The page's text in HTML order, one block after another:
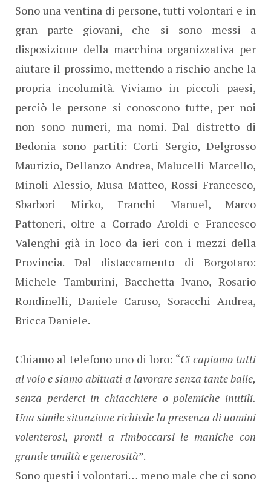
Sono una ventina di persone, tutti volontari e in
gran parte giovani, che si sono messi a
disposizione della macchina organizzativa per
aiutare il prossimo, mettendo a rischio anche la
propria incolumità. Viviamo in piccoli paesi,
perciò le persone si conoscono tutte, per noi
non sono numeri, ma nomi. Dal distretto di
Bedonia sono partiti: Corti Sergio, Delgrosso
Maurizio, Dellanzo Andrea, Malucelli Marcello,
Minoli Alessio, Musa Matteo, Rossi Francesco,
Sbarbori Mirko, Franchi Manuel, Marco
Pattoneri, oltre a Corrado Aroldi e Francesco
Valenghi già in loco da ieri con i mezzi della
Provincia. Dal distaccamento di Borgotaro:
Michele Tamburini, Bacchetta Ivano, Rosario
Rondinelli, Daniele Caruso, Soracchi Andrea,
Bricca Daniele.
Chiamo al telefono uno di loro: “Ci capiamo tutti
al volo e siamo abituati a lavorare senza tante balle,
senza perderci in chiacchiere o polemiche inutili.
Una simile situazione richiede la presenza di uomini
volenterosi, pronti a rimboccarsi le maniche con
grande umiltà e generosità”.
Sono questi i volontari… meno male che ci sono